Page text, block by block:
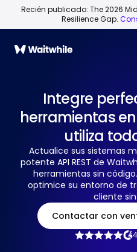
Recién publicado: The 2026
Resilience Gap.
Integre
herramientas
utiliza
Actualice sus sistemas
potente API REST de
herramientas sin
optimice su entorno de
cliente
Contactar con